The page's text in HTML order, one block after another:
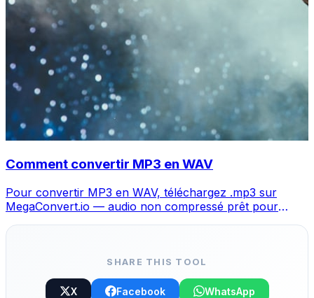
Comment convertir MP3 en WAV
Pour convertir MP3 en WAV, téléchargez .mp3 sur
MegaConvert.io — audio non compressé prêt pour
SHARE THIS TOOL
X Facebook WhatsApp